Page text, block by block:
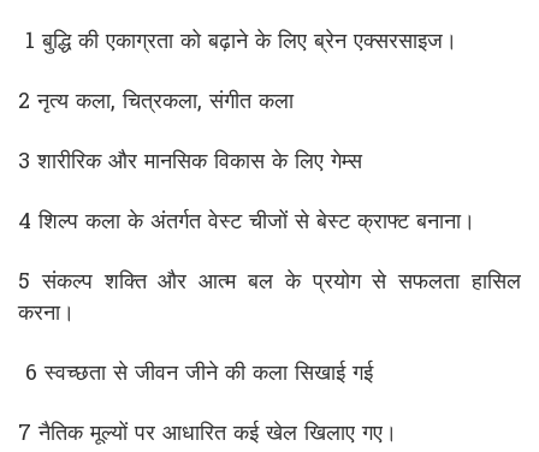
1 बुद्धि की एकाग्रता को बढ़ाने के लिए ब्रेन एक्सरसाइज।
2 नृत्य कला, चित्रकला, संगीत कला
3 शारीरिक और मानसिक विकास के लिए गेम्स
4 शिल्प कला के अंतर्गत वेस्ट चीजों से बेस्ट क्राफ्ट बनाना।
5 संकल्प शक्ति और आत्म बल के प्रयोग से सफलता हासिल
करना।
6 स्वच्छता से जीवन जीने की कला सिखाई गई
7 नैतिक मूल्यों पर आधारित कई खेल खिलाए गए।